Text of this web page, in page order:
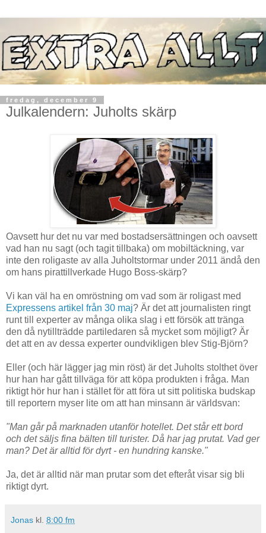
fredag, december 9
Julkalendern: Juholts skärp
Oavsett hur det nu var med bostadsersättningen och oavsett
vad han nu sagt (och tagit tillbaka) om mobiltäckning, var
inte den roligaste av alla Juholtstormar under 2011 ändå den
om hans pirattillverkade Hugo Boss-skärp?
Vi kan väl ha en omröstning om vad som är roligast med
Expressens artikel från 30 maj? Är det att journalisten ringt
runt till experter av många olika slag i ett försök att tränga
den då nytillträdde partiledaren så mycket som möjligt? Är
det att en av dessa experter oundvikligen blev Stig-Björn?
Eller (och här lägger jag min röst) är det Juholts stolthet över
hur han har gått tillväga för att köpa produkten i fråga. Man
riktigt hör hur han i stället för att föra ut sitt politiska budskap
till reportern myser lite om att han minsann är världsvan:
"Man går på marknaden utanför hotellet. Det står ett bord
och det säljs fina bälten till turister. Då har jag prutat. Vad ger
man? Det är alltid för dyrt - en hundring kanske."
Ja, det är alltid när man prutar som det efteråt visar sig bli
riktigt dyrt.
Jonas kl. 8:00 fm